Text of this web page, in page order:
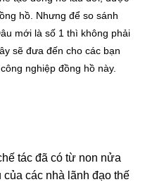
hồ. Nhưng để so sánh
mới là số 1 thì không phải
sẽ đưa đến cho các bạn
nghiệp đồng hồ này.
tác đã có từ non nửa
các nhà lãnh đạo thế